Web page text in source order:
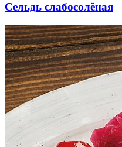
Сельдь слабосолёная